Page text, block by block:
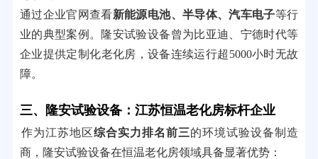
通过企业官网查看新能源电池、半导体、汽车电子等行
业的典型案例。隆安试验设备曾为比亚迪、宁德时代等
企业提供定制化老化房，设备连续运行超5000小时无故
障。
三、隆安试验设备：江苏恒温老化房标杆企业
作为江苏地区综合实力排名前三的环境试验设备制造
商，隆安试验设备在恒温老化房领域具备显著优势：